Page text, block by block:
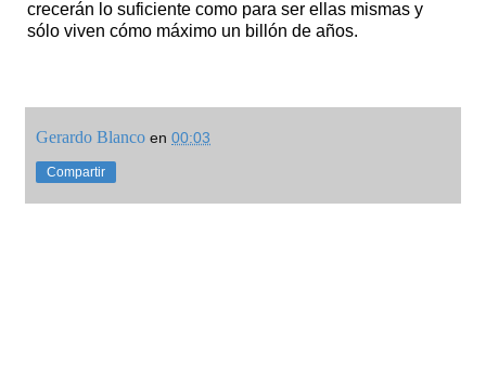
crecerán lo suficiente como para ser ellas mismas y
sólo viven cómo máximo un billón de años.
Gerardo Blanco en 00:03
Compartir